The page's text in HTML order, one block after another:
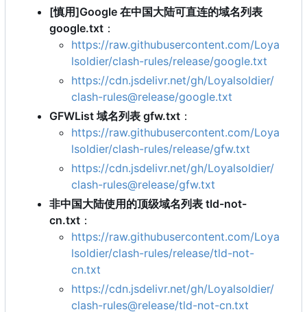
[慎用]Google 在中国大陆可直连的域名列表
google.txt ：
https://raw.githubusercontent.com/Loya
lsoldier/clash-rules/release/google.txt
https://cdn.jsdelivr.net/gh/Loyalsoldier/
clash-rules@release/google.txt
GFWList 域名列表 gfw.txt ：
https://raw.githubusercontent.com/Loya
lsoldier/clash-rules/release/gfw.txt
https://cdn.jsdelivr.net/gh/Loyalsoldier/
clash-rules@release/gfw.txt
非中国大陆使用的顶级域名列表 tld-not-
cn.txt ：
https://raw.githubusercontent.com/Loya
lsoldier/clash-rules/release/tld-not-
cn.txt
https://cdn.jsdelivr.net/gh/Loyalsoldier/
clash-rules@release/tld-not-cn.txt